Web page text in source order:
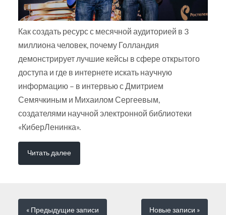
Как создать ресурс с месячной аудиторией в 3
миллиона человек, почему Голландия
демонстрирует лучшие кейсы в сфере открытого
доступа и где в интернете искать научную
информацию – в интервью с Дмитрием
Семячкиным и Михаилом Сергеевым,
создателями научной электронной библиотеки
«КиберЛенинка».
Читать далее
« Предыдущиезаписи Новыезаписи »